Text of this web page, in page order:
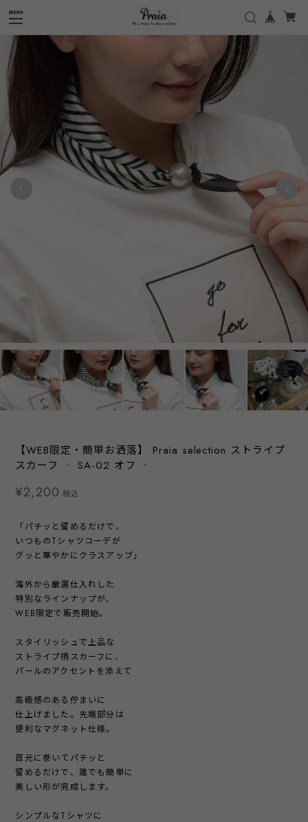
【WEB限定・簡単お洒落】 Praia selection ストライプ
スカーフ ‐ SA-02 オフ ‐
¥2,200 税込
「パチッと留めるだけで、
いつものTシャツコーデが
グッと華やかにクラスアップ」
海外から厳選仕入れした
特別なラインナップが、
WEB限定で販売開始。
スタイリッシュで上品な
ストライプ柄スカーフに、
パールのアクセントを添えて
高級感のある佇まいに
仕上げました。先端部分は
便利なマグネット仕様。
首元に巻いてパチッと
留めるだけで、誰でも簡単に
美しい形が完成します。
シンプルなTシャツに